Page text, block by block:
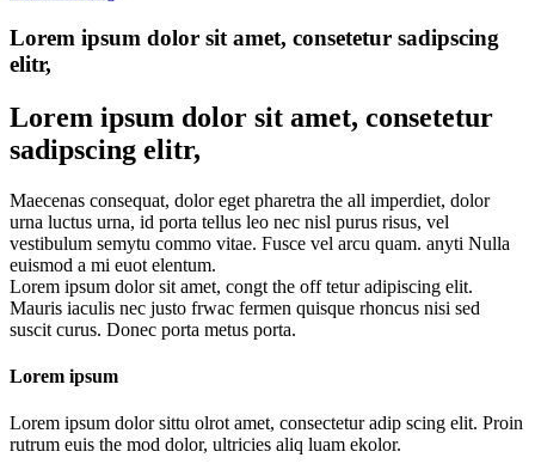
Lorem ipsum dolor sit amet, consetetur sadipscing
elitr,
Lorem ipsum dolor sit amet, consetetur
sadipscing elitr,
Maecenas consequat, dolor eget pharetra the all imperdiet, dolor
urna luctus urna, id porta tellus leo nec nisl purus risus, vel
vestibulum semytu commo vitae. Fusce vel arcu quam. anyti Nulla
euismod a mi euot elentum.
Lorem ipsum dolor sit amet, congt the off tetur adipiscing elit.
Mauris iaculis nec justo frwac fermen quisque rhoncus nisi sed
suscit curus. Donec porta metus porta.
Lorem ipsum
Lorem ipsum dolor sittu olrot amet, consectetur adip scing elit. Proin
rutrum euis the mod dolor, ultricies aliq luam ekolor.